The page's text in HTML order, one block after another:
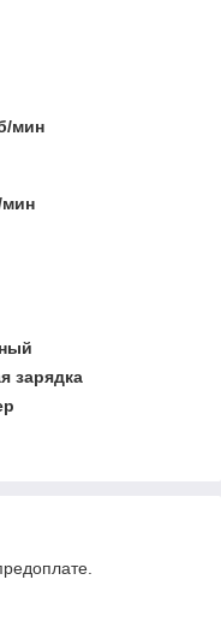
мин
мин
зарядка